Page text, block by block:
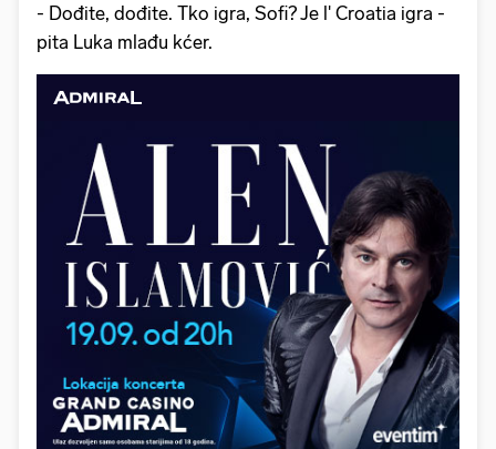
- Dođite, dođite. Tko igra, Sofi? Je l' Croatia igra -
pita Luka mlađu kćer.